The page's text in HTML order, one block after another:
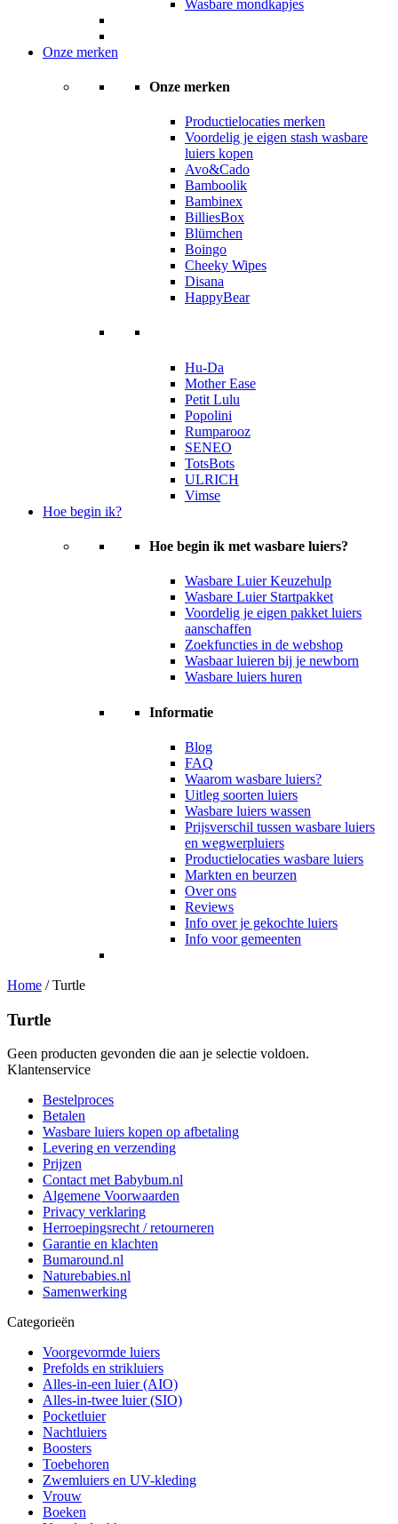
Wasbare mondkapjes
Onze merken
Onze merken
Productielocaties merken
Voordelig je eigen stash wasbare
luiers kopen
Avo&Cado
Bamboolik
Bambinex
BilliesBox
Blümchen
Boingo
Cheeky Wipes
Disana
HappyBear
Hu-Da
Mother Ease
Petit Lulu
Popolini
Rumparooz
SENEO
TotsBots
ULRICH
Vimse
Hoe begin ik?
Hoe begin ik met wasbare luiers?
Wasbare Luier Keuzehulp
Wasbare Luier Startpakket
Voordelig je eigen pakket luiers
aanschaffen
Zoekfuncties in de webshop
Wasbaar luieren bij je newborn
Wasbare luiers huren
Informatie
Blog
FAQ
Waarom wasbare luiers?
Uitleg soorten luiers
Wasbare luiers wassen
Prijsverschil tussen wasbare luiers
en wegwerpluiers
Productielocaties wasbare luiers
Markten en beurzen
Over ons
Reviews
Info over je gekochte luiers
Info voor gemeenten
Home /Turtle
Turtle
Geen producten gevonden die aan je selectie voldoen.
Klantenservice
Bestelproces
Betalen
Wasbare luiers kopen op afbetaling
Levering en verzending
Prijzen
Contact met Babybum.nl
Algemene Voorwaarden
Privacy verklaring
Herroepingsrecht / retourneren
Garantie en klachten
Bumaround.nl
Naturebabies.nl
Samenwerking
Categorieën
Voorgevormde luiers
Prefolds en strikluiers
Alles-in-een luier (AIO)
Alles-in-twee luier (SIO)
Pocketluier
Nachtluiers
Boosters
Toebehoren
Zwemluiers en UV-kleding
Vrouw
Boeken